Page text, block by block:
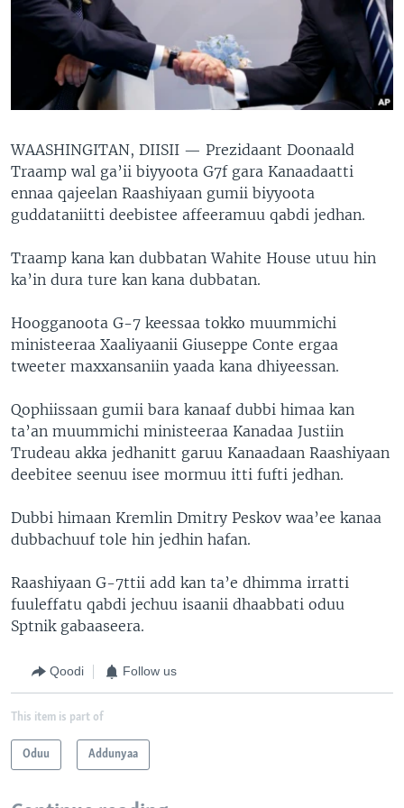
WAASHINGITAN, DIISII — Prezidaant Doonaald
Traamp wal ga’ii biyyoota G7f gara Kanaadaatti
ennaa qajeelan Raashiyaan gumii biyyoota
guddataniitti deebistee affeeramuu qabdi jedhan.
Traamp kana kan dubbatan Wahite House utuu hin
ka’in dura ture kan kana dubbatan.
Hoogganoota G-7 keessaa tokko muummichi
ministeeraa Xaaliyaanii Giuseppe Conte ergaa
tweeter maxxansaniin yaada kana dhiyeessan.
Qophiissaan gumii bara kanaaf dubbi himaa kan
ta’an muummichi ministeeraa Kanadaa Justiin
Trudeau akka jedhanitt garuu Kanaadaan Raashiyaan
deebitee seenuu isee mormuu itti fufti jedhan.
Dubbi himaan Kremlin Dmitry Peskov waa’ee kanaa
dubbachuuf tole hin jedhin hafan.
Raashiyaan G-7ttii add kan ta’e dhimma irratti
fuuleffatu qabdi jechuu isaanii dhaabbati oduu
Sptnik gabaaseera.
Qoodi Follow us
This item is part of
Oduu Addunyaa